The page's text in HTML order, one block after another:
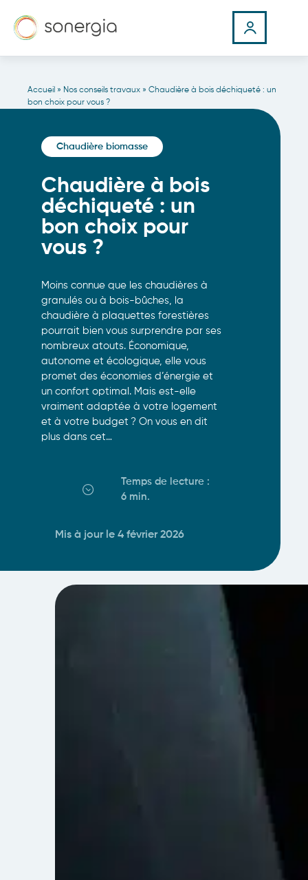
Accueil » Nos conseils travaux » Chaudière à bois déchiqueté : un
bon choix pour vous ?
Chaudière biomasse
Chaudière à bois
déchiqueté : un
bon choix pour
vous ?
Moins connue que les chaudières à
granulés ou à bois-bûches, la
chaudière à plaquettes forestières
pourrait bien vous surprendre par ses
nombreux atouts. Économique,
autonome et écologique, elle vous
promet des économies d’énergie et
un confort optimal. Mais est-elle
vraiment adaptée à votre logement
et à votre budget ? On vous en dit
plus dans cet…
Temps de lecture :
6 min.
Mis à jour le 4 février 2026